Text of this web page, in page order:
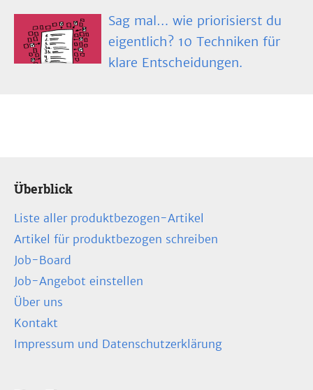
Sag mal… wie priorisierst du
eigentlich? 10 Techniken für
klare Entscheidungen.
Überblick
Liste aller produktbezogen-Artikel
Artikel für produktbezogen schreiben
Job-Board
Job-Angebot einstellen
Über uns
Kontakt
Impressum und Datenschutzerklärung